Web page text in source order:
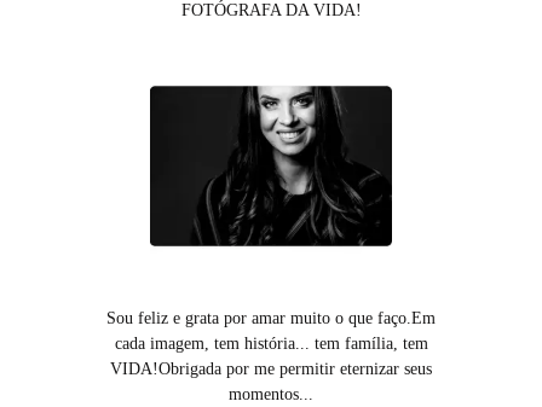
FOTÓGRAFA DA VIDA!
Sou feliz e grata por amar muito o que faço.Em
cada imagem, tem história... tem família, tem
VIDA!Obrigada por me permitir eternizar seus
momentos...